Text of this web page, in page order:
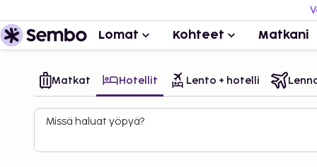
Lomat Kohteet Matkani
Matkat Hotellit Lento + hotelli
Missä haluat yöpyä?